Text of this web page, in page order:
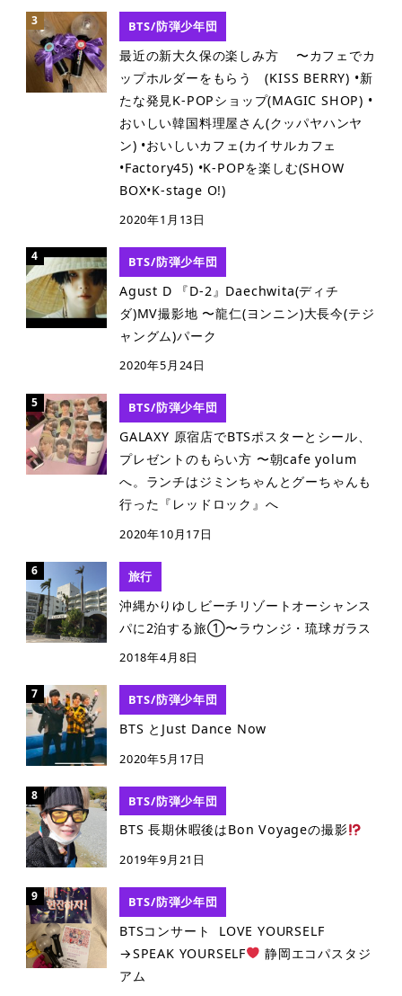
BTS/防弾少年団
最近の新大久保の楽しみ方 〜カフェでカ
ップホルダーをもらう (KISS BERRY) •新
たな発見K-POPショップ(MAGIC SHOP) •
おいしい韓国料理屋さん(クッパヤハンヤ
ン) •おいしいカフェ(カイサルカフェ
•Factory45) •K-POPを楽しむ(SHOW
BOX•K-stage O!)
2020年1月13日
BTS/防弾少年団
Agust D 『D-2』Daechwita(ディチ
ダ)MV撮影地 〜龍仁(ヨンニン)大長今(テジ
ャングム)パーク
2020年5月24日
BTS/防弾少年団
GALAXY 原宿店でBTSポスターとシール、
プレゼントのもらい方 〜朝cafe yolum
へ。ランチはジミンちゃんとグーちゃんも
行った『レッドロック』へ
2020年10月17日
旅行
沖縄かりゆしビーチリゾートオーシャンス
パに2泊する旅①〜ラウンジ・琉球ガラス
2018年4月8日
BTS/防弾少年団
BTS とJust Dance Now
2020年5月17日
BTS/防弾少年団
BTS 長期休暇後はBon Voyageの撮影
2019年9月21日
BTS/防弾少年団
BTSコンサート LOVE YOURSELF
→SPEAK YOURSELF
静岡エコパスタジ
アム